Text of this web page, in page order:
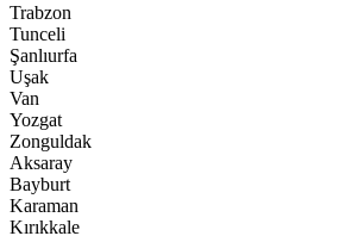
Trabzon
Tunceli
Şanlıurfa
Uşak
Van
Yozgat
Zonguldak
Aksaray
Bayburt
Karaman
Kırıkkale